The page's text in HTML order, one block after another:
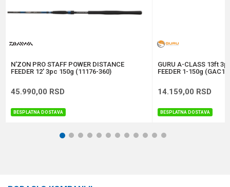
POŠALJI
N'ZON PRO STAFF POWER DISTANCE
FEEDER 12' 3pc 150g (11176-360)
45.990,00 RSD
BESPLATNA DOSTAVA
GURU A-CLASS 13ft
FEEDER 1-150g
14.159,00 RSD
BESPLATNA DOSTAVA
1 2 3 4 5 6 7 8 9 101112